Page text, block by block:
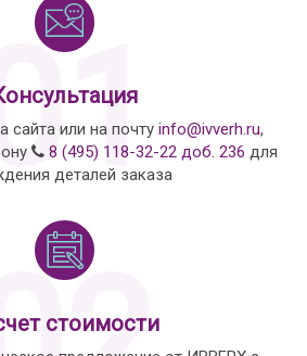
сайта или на почту info@ivverh.ru,
8 (495) 118-32-22 доб. 236 для
деталей заказа
стоимости